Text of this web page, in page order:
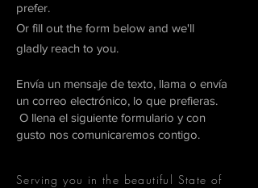
prefer.
Or fill out the form below and we'll
gladly reach to you.
Envía un mensaje de texto, llama o envía
un correo electrónico, lo que prefieras.
O llena el siguiente formulario y con
gusto nos comunicaremos contigo.
Serving you in the beautiful State of